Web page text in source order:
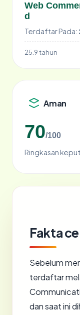
Web
d
Terdaftar Pada:
25.9 tahun
Aman
70/100
Ringkasan
Fakta
Sebelum
terdaftar
dan saat ini